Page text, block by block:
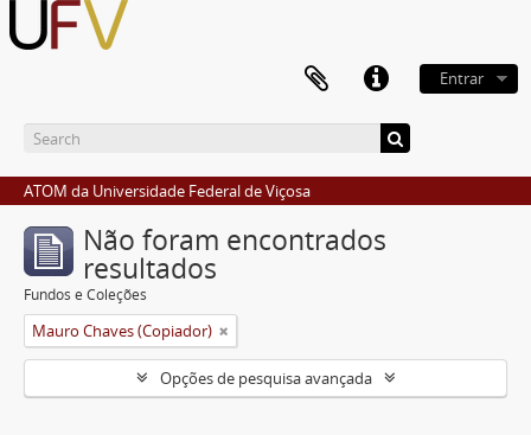
Entrar
ATOM da Universidade Federal de Viçosa
Não foram encontrados
resultados
Fundos e Coleções
Mauro Chaves (Copiador)
Opções de pesquisa avançada